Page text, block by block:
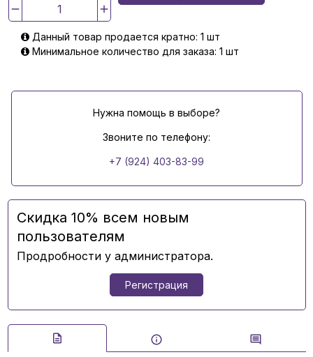
Данный товар продается кратно: 1 шт
Минимальное количество для заказа: 1 шт
Нужна помощь в выборе?
Звоните по телефону:
+7 (924) 403-83-99
Скидка 10% всем новым
пользователям
Продробности у администратора.
Регистрация